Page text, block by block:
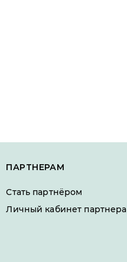
ПАРТНЕРАМ
Стать партнёром
Личный кабинет партнера